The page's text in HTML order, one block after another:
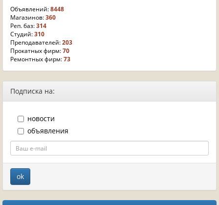
Объявлений:8448
Магазинов:360
Реп. баз:314
Студий:310
Преподавателей:203
Прокатных фирм:70
Ремонтных фирм:73
Подписка на:
новости
объявления